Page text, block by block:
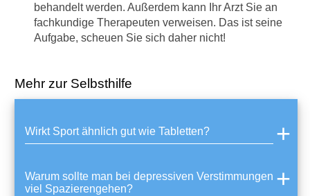
behandelt werden. Außerdem kann Ihr Arzt Sie an
fachkundige Therapeuten verweisen. Das ist seine
Aufgabe, scheuen Sie sich daher nicht!
Mehr zur Selbsthilfe
Wirkt Sport ähnlich gut wie Tabletten?
Warum sollte man bei depressiven Verstimmungen
viel Spazierengehen?
s
s
i
o
n
b
i
K
d